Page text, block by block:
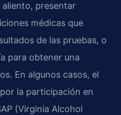
aliento, presentar
médicas que
de las pruebas, o
para obtener una
En algunos casos, el
la participación en
(Virginia Alcohol